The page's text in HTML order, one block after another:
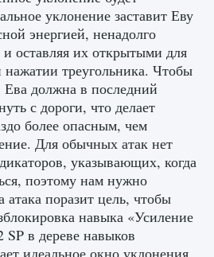
1 151 0 0
Team в EA FC
1 297 0 0
уклонение заставит Еву
энергией, ненадолго
и оставляя их открытыми для
нажатии треугольника. Чтобы
должна в последний
с дороги, что делает
более опасным, чем
Для обычных атак нет
указывающих, когда
поэтому нам нужно
атака поразит цель, чтобы
навыка «Усиление
SP в дереве навыков
идеальное окно уклонения